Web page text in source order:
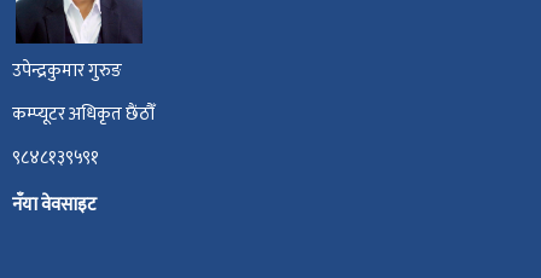
उपेन्द्रकुमार गुरुङ
कम्प्यूटर अधिकृत छैंठौँ
९८४८१३९५९१
नँया वेवसाइट